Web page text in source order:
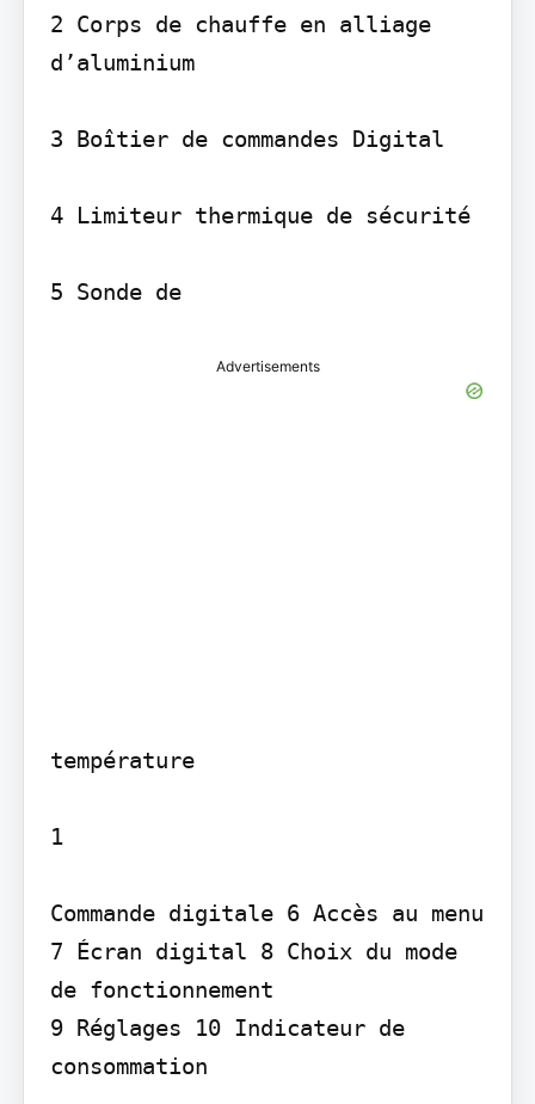
2 Corps de chauffe en alliage
d’aluminium
3 Boîtier de commandes Digital
4 Limiteur thermique de sécurité
5 Sonde de
Advertisements
température
1
Commande digitale 6 Accès au menu
7 Écran digital 8 Choix du mode
de fonctionnement
9 Réglages 10 Indicateur de
consommation